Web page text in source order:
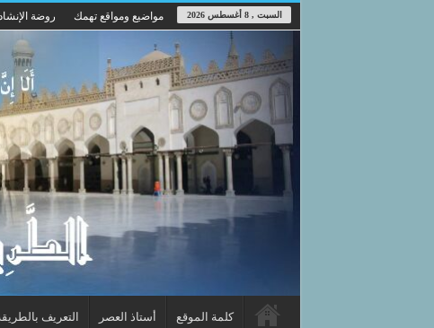
السبت , 8 أغسطس 2026 مواضيع ومواقع تهمك روضة
كلمة الموقع أستاذ العصر التعريف